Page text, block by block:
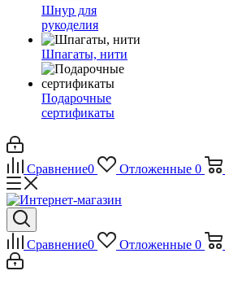
Шнур для
рукоделия
Шпагаты, нити
Подарочные
сертификаты
Сравнение0 Отложенные 0
Сравнение0 Отложенные 0